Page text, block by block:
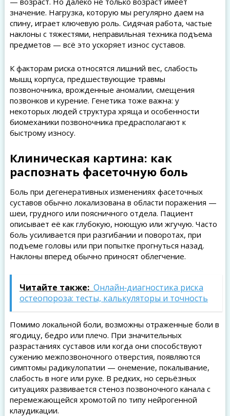
значение. Нагрузка, которую мы регулярно даем на
спину, играет ключевую роль. Сидячая работа, частые
наклоны с тяжестями, неправильная техника подъема
предметов — всё это ускоряет износ суставов.
К факторам риска относятся лишний вес, слабость
мышц корпуса, предшествующие травмы
позвоночника, врожденные аномалии, смещения
позвонков и курение. Генетика тоже важна: у
некоторых людей структура хряща и особенности
биомеханики позвоночника предрасполагают к
быстрому износу.
Клиническая картина: как
распознать фасеточную боль
Боль при дегенеративных изменениях фасеточных
суставов обычно локализована в области поражения —
шеи, грудного или поясничного отдела. Пациент
описывает её как глубокую, ноющую или жгучую. Часто
боль усиливается при разгибании и поворотах, при
подъеме головы или при попытке прогнуться назад.
Наклоны вперед обычно приносят облегчение.
Читайте также: Онлайн‑диагностика риска
остеопороза: тесты, калькуляторы и точность
Помимо локальной боли, возможны отраженные боли в
ягодицу, бедро или плечо. При значительных
разрастаниях суставов или когда они способствуют
сужению межпозвоночного отверстия, появляются
симптомы радикулопатии — онемение, покалывание,
слабость в ноге или руке. В редких, но серьёзных
ситуациях развивается стеноз позвоночного канала с
перемежающейся хромотой по типу нейрогенной
клаудикации.